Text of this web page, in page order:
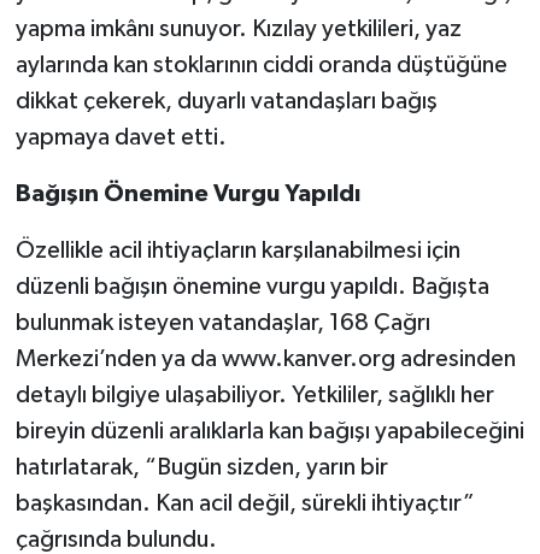
yapma imkânı sunuyor. Kızılay yetkilileri, yaz
aylarında kan stoklarının ciddi oranda düştüğüne
dikkat çekerek, duyarlı vatandaşları bağış
yapmaya davet etti.
Bağışın Önemine Vurgu Yapıldı
Özellikle acil ihtiyaçların karşılanabilmesi için
düzenli bağışın önemine vurgu yapıldı. Bağışta
bulunmak isteyen vatandaşlar, 168 Çağrı
Merkezi’nden ya da www.kanver.org adresinden
detaylı bilgiye ulaşabiliyor. Yetkililer, sağlıklı her
bireyin düzenli aralıklarla kan bağışı yapabileceğini
hatırlatarak, “Bugün sizden, yarın bir
başkasından. Kan acil değil, sürekli ihtiyaçtır”
çağrısında bulundu.